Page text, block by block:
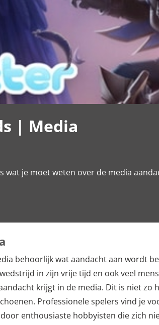
| Media
wat je moet weten over de media
behoorlijk wat aandacht aan wordt
in zijn vrije tijd en ook veel
krijgt in de media. Dit is niet zo
Professionele spelers vind je
enthousiaste hobbyisten die zich